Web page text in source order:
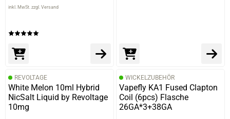
inkl. MwSt. zzgl. Versand
REVOLTAGE
White Melon 10ml Hybrid
NicSalt Liquid by Revoltage
10mg
WICKELZUBEHÖR
Vapefly KA1 Fused Clapton
Coil (6pcs) Flasche
26GA*3+38GA